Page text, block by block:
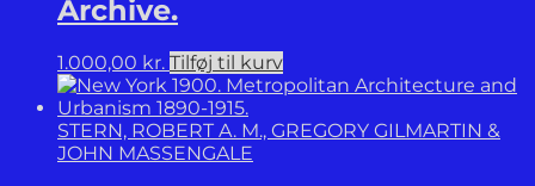
Archive.
1.000,00 kr. Tilføj til kurv
STERN, ROBERT A. M., GREGORY GILMARTIN &
JOHN MASSENGALE